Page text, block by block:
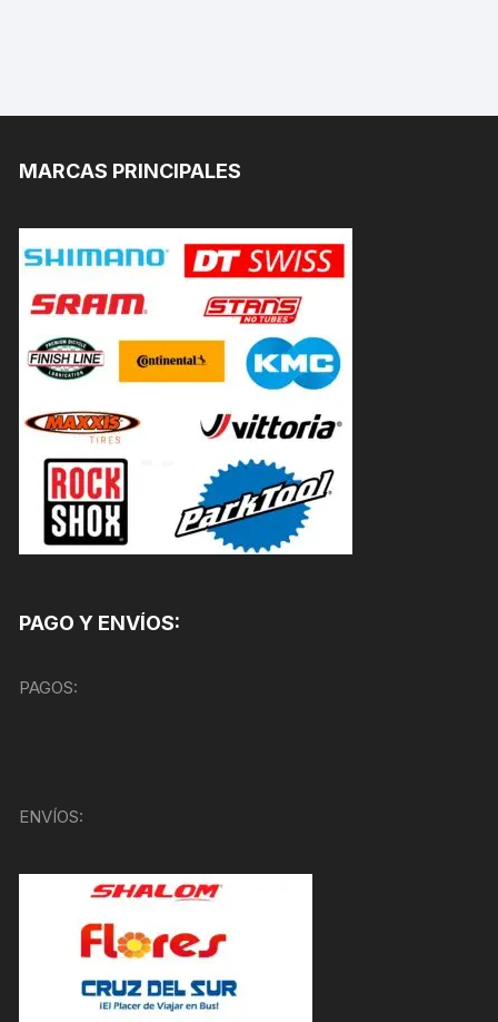
MARCAS PRINCIPALES
PAGO Y ENVÍOS:
PAGOS:
ENVÍOS: